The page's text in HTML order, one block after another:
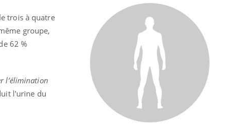
trois à quatre
groupe,
62 %
l’élimination
l'urine du